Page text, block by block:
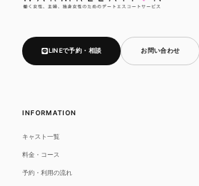
LINEで予約・相談 お問い合わせ
INFORMATION
キャスト一覧
料金・コース
予約・利用の流れ